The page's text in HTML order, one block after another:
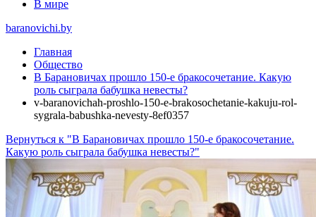
В мире
baranovichi.by
Главная
Общество
В Барановичах прошло 150-е бракосочетание. Какую
роль сыграла бабушка невесты?
v-baranovichah-proshlo-150-e-brakosochetanie-kakuju-rol-
sygrala-babushka-nevesty-8ef0357
Вернуться к "В Барановичах прошло 150-е бракосочетание.
Какую роль сыграла бабушка невесты?"